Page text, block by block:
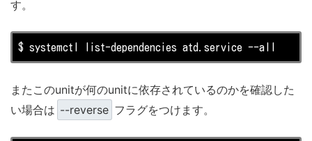
す。
$ systemctl list-dependencies atd.service --all
またこのunitが何のunitに依存されているのかを確認した
い場合は --reverse フラグをつけます。